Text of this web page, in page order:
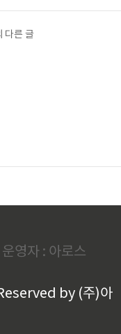
다른 글
영자 : 아로스
by (주)아